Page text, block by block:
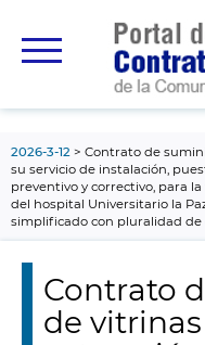
principal
2026-3-12
Contrato de
su servicio de instalación,
preventivo y correctivo, para
del hospital Universitario la
simplificado con pluralidad de
Contrato
de